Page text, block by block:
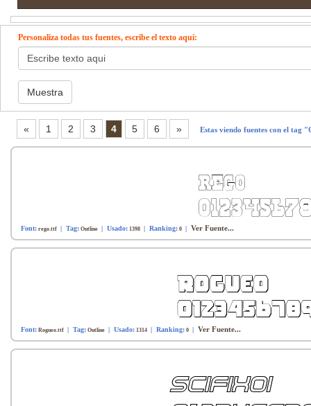
Personaliza todas tus fuentes, escribe el texto aquí:
« 1 2 3 4 5 6 » Estas viendo fuentes con el tag
Font: rego.ttf | Tag: Outline | Usado: 1398 | Ranking: 0 | Ver Fuente...
Font: Rogueo.ttf | Tag: Outline | Usado: 1314 | Ranking: 0 | Ver Fuente...